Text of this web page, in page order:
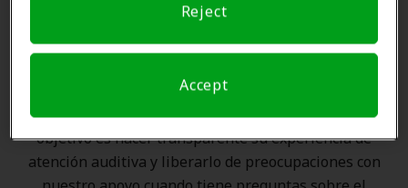
Reject
Accept
evaluaciones, pruebas de ajuste y atención al cliente.
Antes de su consulta en Miracle-Ear Center, Amplifon
cobertura de seguro para reducir sus gastos de
bolsillo y de presentar una derivación. Nuestro
objetivo es hacer transparente su experiencia de
atención auditiva y liberarlo de preocupaciones con